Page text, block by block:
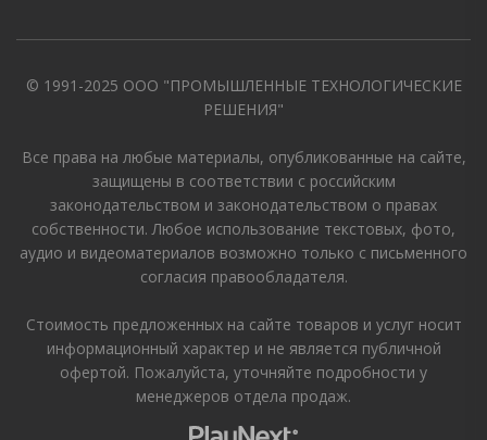
© 1991-2025 ООО "ПРОМЫШЛЕННЫЕ ТЕХНОЛОГИЧЕСКИЕ
РЕШЕНИЯ"
Все права на любые материалы, опубликованные на сайте,
защищены в соответствии с российским
законодательством и законодательством о правах
собственности. Любое использование текстовых, фото,
аудио и видеоматериалов возможно только с письменного
согласия правообладателя.
Стоимость предложенных на сайте товаров и услуг носит
информационный характер и не является публичной
офертой. Пожалуйста, уточняйте подробности у
менеджеров отдела продаж.